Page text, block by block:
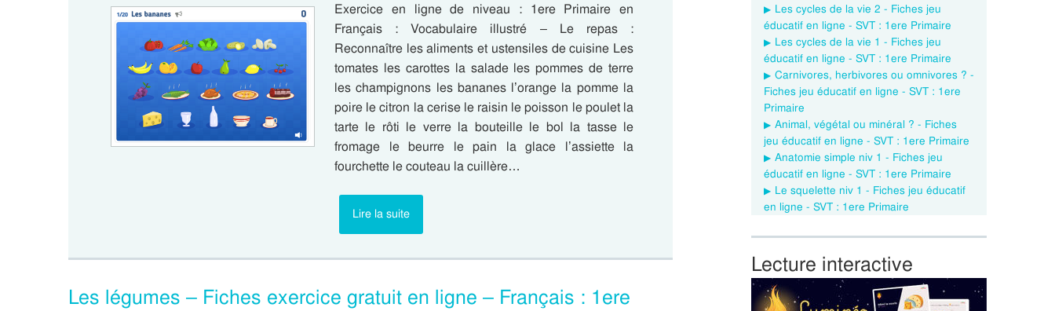
Exercice en ligne de niveau : 1ere Primaire en
Français : Vocabulaire illustré – Le repas :
Reconnaître les aliments et ustensiles de cuisine Les
tomates les carottes la salade les pommes de terre
les champignons les bananes l’orange la pomme la
poire le citron la cerise le raisin le poisson le poulet la
tarte le rôti le verre la bouteille le bol la tasse le
fromage le beurre le pain la glace l’assiette la
fourchette le couteau la cuillère…
Lire la suite
Les légumes – Fiches exercice gratuit en ligne – Français : 1ere
Les cycles de la vie 2 - Fiches jeu
éducatif en ligne - SVT : 1ere Primaire
Les cycles de la vie 1 - Fiches jeu
éducatif en ligne - SVT : 1ere Primaire
Carnivores, herbivores ou omnivores ? -
Fiches jeu éducatif en ligne - SVT : 1ere
Primaire
Animal, végétal ou minéral ? - Fiches
jeu éducatif en ligne - SVT : 1ere Primaire
Anatomie simple niv 1 - Fiches jeu
éducatif en ligne - SVT : 1ere Primaire
Le squelette niv 1 - Fiches jeu éducatif
en ligne - SVT : 1ere Primaire
Lecture interactive